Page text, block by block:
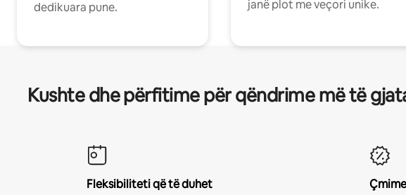
dedikuara pune.
janë plot me veçori unike.
Kushte dhe përfitime për qëndrime më të
Fleksibiliteti që të duhet